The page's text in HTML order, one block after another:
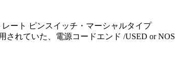
ート ピンスイッチ・マーシャルタイプ
されていた、電源コードエンド /USED or NOS